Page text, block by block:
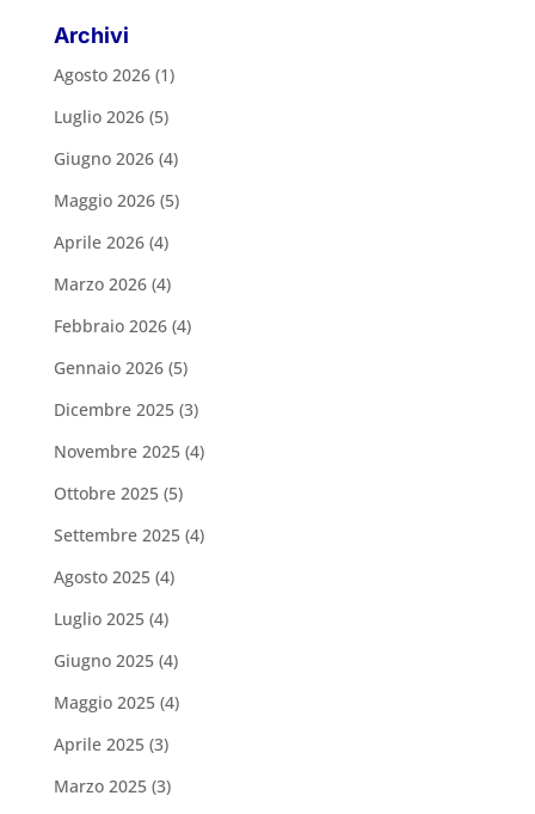
Archivi
Agosto 2026(1)
Luglio 2026(5)
Giugno 2026(4)
Maggio 2026(5)
Aprile 2026(4)
Marzo 2026(4)
Febbraio 2026(4)
Gennaio 2026(5)
Dicembre 2025(3)
Novembre 2025(4)
Ottobre 2025(5)
Settembre 2025(4)
Agosto 2025(4)
Luglio 2025(4)
Giugno 2025(4)
Maggio 2025(4)
Aprile 2025(3)
Marzo 2025(3)